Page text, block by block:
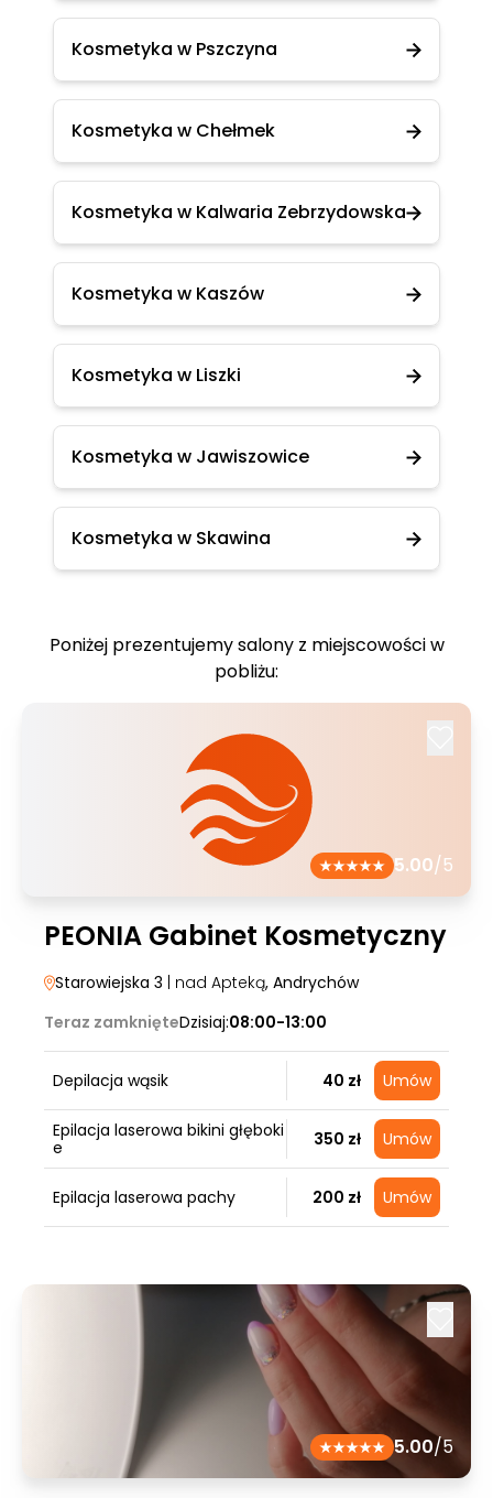
Kosmetyka w Pszczyna
Kosmetyka w Chełmek
Kosmetyka w Kalwaria Zebrzydowska
Kosmetyka w Kaszów
Kosmetyka w Liszki
Kosmetyka w Jawiszowice
Kosmetyka w Skawina
Poniżej prezentujemy salony z miejscowości w
pobliżu:
5.00/5
PEONIA Gabinet Kosmetyczny
Starowiejska 3 | nad Apteką, Andrychów
Teraz zamknięteDzisiaj:08:00-13:00
Depilacja wąsik 40 zł Umów
Epilacja laserowa bikini głęboki
e
350 zł Umów
Epilacja laserowa pachy 200 zł Umów
5.00/5